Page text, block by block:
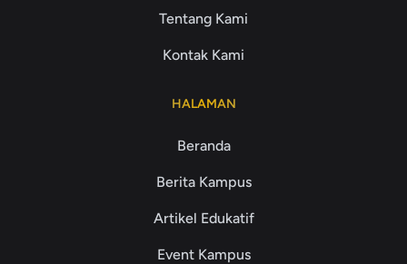
Tentang Kami
Kontak Kami
HALAMAN
Beranda
Berita Kampus
Artikel Edukatif
Event Kampus